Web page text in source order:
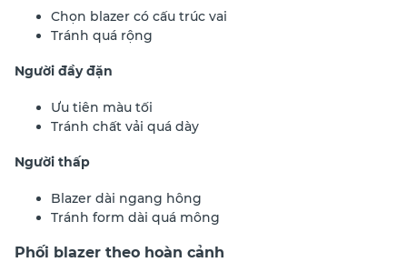
Chọn blazer có cấu trúc vai
Tránh quá rộng
Người đầy đặn
Ưu tiên màu tối
Tránh chất vải quá dày
Người thấp
Blazer dài ngang hông
Tránh form dài quá mông
Phối blazer theo hoàn cảnh